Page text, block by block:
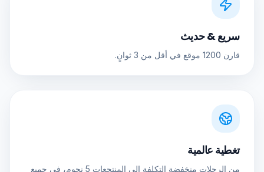
سريع & حديث
قارن 1200 موقع في أقل من 3 ثوانٍ.
تغطية عالمية
من الرحلات منخفضة التكلفة إلى المنتجعات 5 نجوم، في جميع